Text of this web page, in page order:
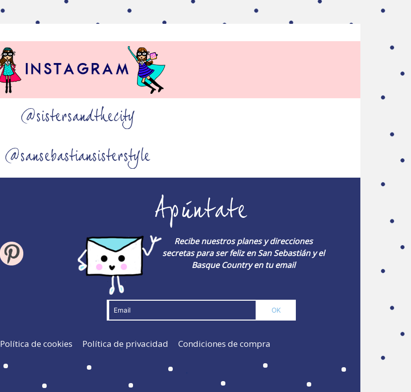
@sistersandthecity
@sansebastiansisterstyle
Apúntate
Recibe nuestros planes y direcciones
secretas para ser feliz en San Sebastián y el
Basque Country en tu email
Política de cookies Política de privacidad Condiciones de compra